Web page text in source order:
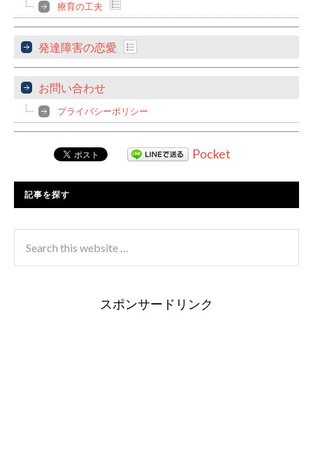
療育の工夫
発達障害の恋愛
お問い合わせ
プライバシーポリシー
Pocket
記事を探す
スポンサードリンク